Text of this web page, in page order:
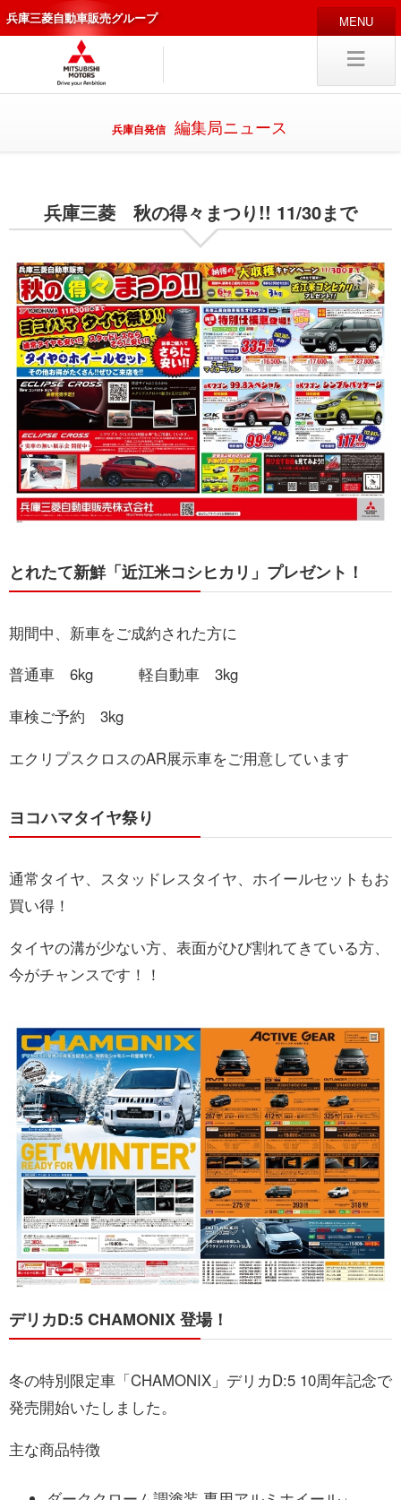
兵庫三菱自動車販売グループ
HOME 販売店
新車 中古・カスタム車
採用情報 キャリア採用
試乗予約 入庫予約
お問い合わせ
兵庫自発信 編集局ニュース
兵庫三菱 秋の得々まつり!! 11/30まで
とれたて新鮮「近江米コシヒカリ」プレゼント！
期間中、新車をご成約された方に
普通車 6kg 軽自動車 3kg
車検ご予約 3kg
エクリプスクロスのAR展示車をご用意しています
ヨコハマタイヤ祭り
通常タイヤ、スタッドレスタイヤ、ホイールセットもお
買い得！
タイヤの溝が少ない方、表面がひび割れてきている方、
今がチャンスです！！
デリカD:5 CHAMONIX 登場！
冬の特別限定車「CHAMONIX」デリカD:5 10周年記念で
発売開始いたしました。
主な商品特徴